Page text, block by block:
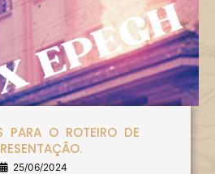
PARA O ROTEIRO DE
25/06/2024